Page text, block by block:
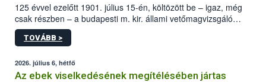
125 évvel ezelőtt 1901. július 15-én, költözött be – igaz, még
csak részben – a budapesti m. kir. állami vetőmagvizsgáló
állomás a Kis Rókus utca 15. szám alatti, Czigler Győző által
tervezett új épületébe.
TOVÁBB >
2026. július 6, hétfő
Az ebek viselkedésének megítélésében jártas